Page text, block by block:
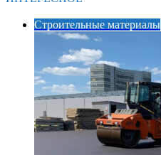
Строительные материалы